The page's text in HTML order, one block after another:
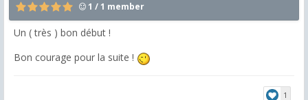
1 / 1 member
Un ( très ) bon début !
Bon courage pour la suite !
1